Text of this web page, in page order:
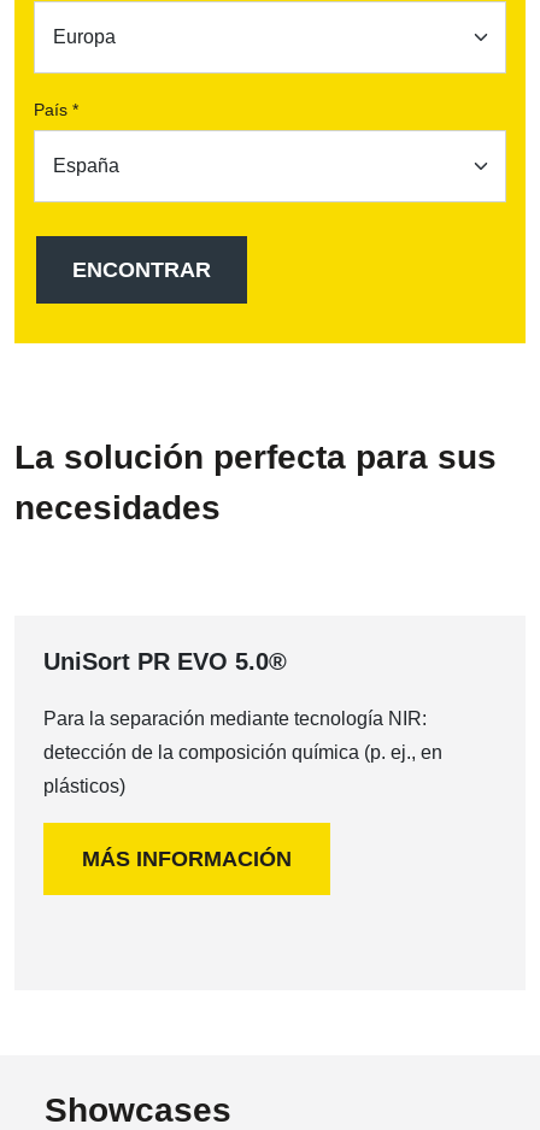
País *
La solución perfecta para sus
necesidades
UniSort PR EVO 5.0®
Para la separación mediante tecnología NIR:
detección de la composición química (p. ej., en
plásticos)
MÁS INFORMACIÓN
Showcases